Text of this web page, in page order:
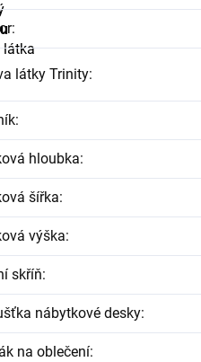
látka
:
látky Trinity:
:
hloubka:
šířka:
výška:
skříň:
nábytkové desky:
na oblečení: